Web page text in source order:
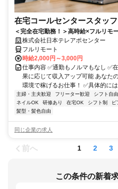
在宅コールセンタースタッフ
＜完全在宅勤務！＞高時給×フルリモ
株式会社日本テレアポセンター
フルリモート
時給2,000円～3,000円
仕事内容 ✅通勤もノルマもなし ✅
果に応じて収入アップ可能 あなた
環境で稼げるお仕事！ ✅具体的に
主婦・主夫歓迎 フリーター歓迎 シフト自由
ネイルOK
研修あり 在宅OK シフト制 ピ
髪型・髪色自由
同じ企業の求人
前へ 1 2 3
この条件の新着